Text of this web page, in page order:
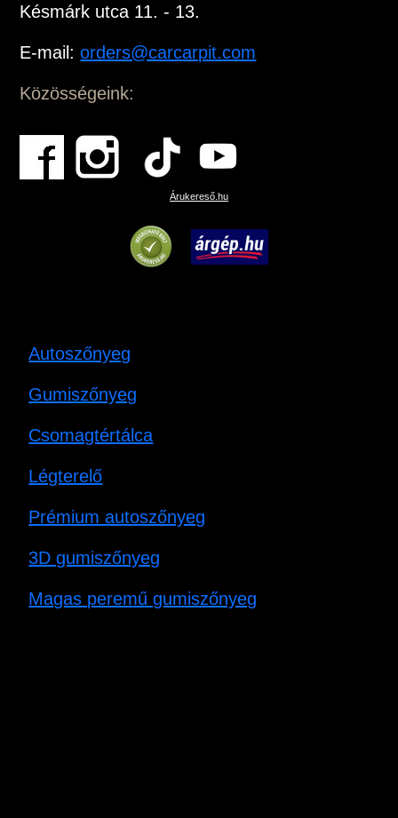
Késmárk utca 11. - 13.
E-mail:orders@carcarpit.com
Közösségeink:
Árukereső.hu
Autoszőnyeg
Gumiszőnyeg
Csomagtértálca
Légterelő
Prémium autoszőnyeg
3D gumiszőnyeg
Magas peremű gumiszőnyeg